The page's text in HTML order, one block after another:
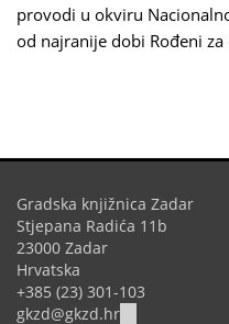
provodi u okviru
od najranije dobi Rođeni za
Gradska knjižnica Zadar
Stjepana Radića 11b
23000 Zadar
Hrvatska
+385 (23) 301-103
gkzd@gkzd.hr